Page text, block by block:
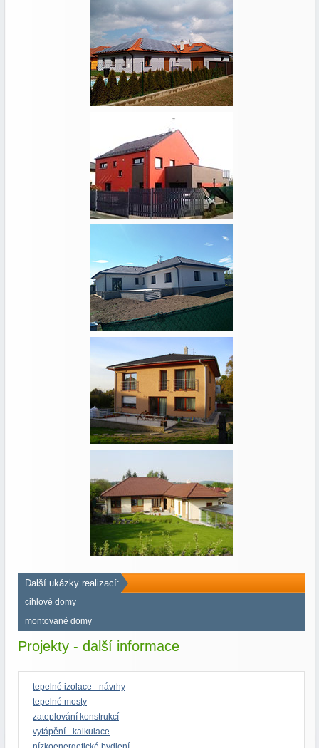
Další ukázky realizací:
cihlové domy
montované domy
Projekty - další informace
tepelné izolace - návrhy
tepelné mosty
zateplování konstrukcí
vytápění - kalkulace